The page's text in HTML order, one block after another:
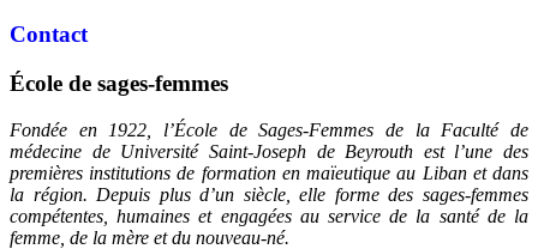
Contact
École de sages-femmes
Fondée en 1922, l’École de Sages-Femmes de la Faculté de
médecine de Université Saint‑Joseph de Beyrouth est l’une des
premières institutions de formation en maïeutique au Liban et dans
la région. Depuis plus d’un siècle, elle forme des sages-femmes
compétentes, humaines et engagées au service de la santé de la
femme, de la mère et du nouveau-né.